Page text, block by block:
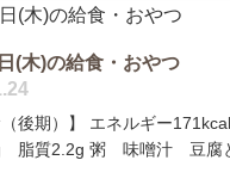
(木)の給食・おやつ
（後期）】 エネルギー
脂質2.2g 粥 味噌汁 豆腐